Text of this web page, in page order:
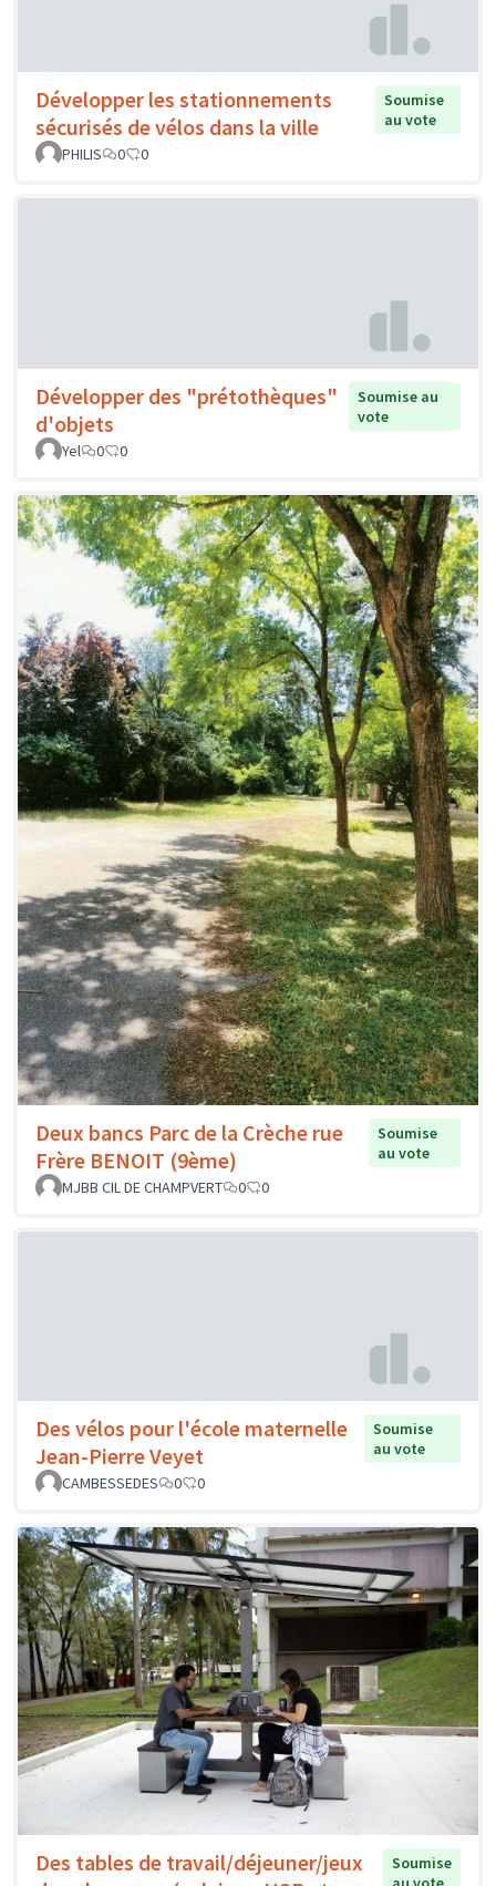
Développer les stationnements
sécurisés de vélos dans la ville
Soumise
au vote
PHILIS
0 0
Développer des "prétothèques"
d'objets
Soumise au
vote
Yel
0 0
Deux bancs Parc de la Crèche rue
Frère BENOIT (9ème)
Soumise
au vote
MJBB CIL DE CHAMPVERT
0 0
Des vélos pour l'école maternelle
Jean-Pierre Veyet
Soumise
au vote
CAMBESSEDES
0 0
Des tables de travail/déjeuner/jeux
Soumise